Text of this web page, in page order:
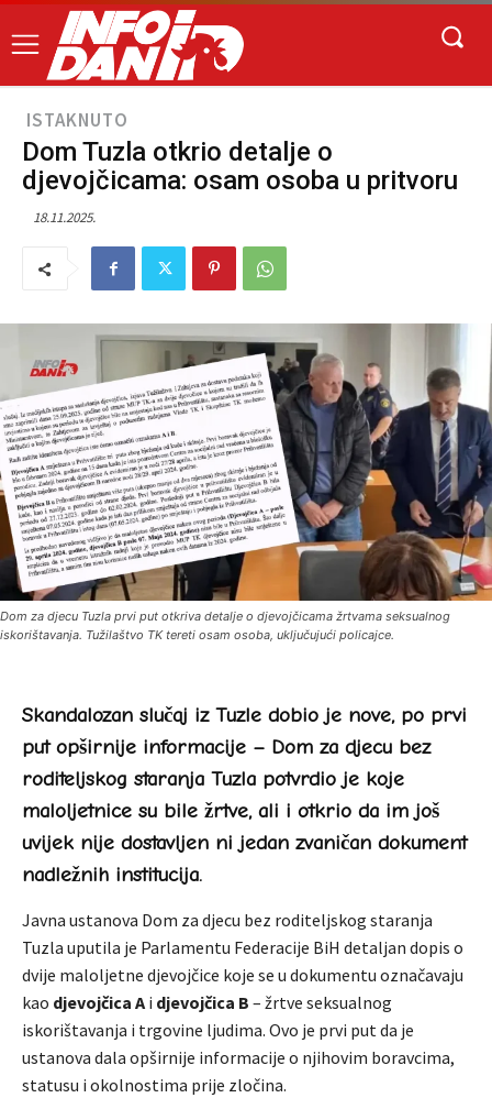
ISTAKNUTO
Dom Tuzla otkrio detalje o
djevojčicama: osam osoba u pritvoru
18.11.2025.
Dom za djecu Tuzla prvi put otkriva detalje o djevojčicama žrtvama seksualnog
iskorištavanja. Tužilaštvo TK tereti osam osoba, uključujući policajce.
Skandalozan slučaj iz Tuzle dobio je nove, po prvi
put opširnije informacije – Dom za djecu bez
roditeljskog staranja Tuzla potvrdio je koje
maloljetnice su bile žrtve, ali i otkrio da im još
uvijek nije dostavljen ni jedan zvaničan dokument
nadležnih institucija.
Javna ustanova Dom za djecu bez roditeljskog staranja
Tuzla uputila je Parlamentu Federacije BiH detaljan dopis o
dvije maloljetne djevojčice koje se u dokumentu označavaju
kao djevojčica Ai djevojčica B – žrtve seksualnog
iskorištavanja i trgovine ljudima. Ovo je prvi put da je
ustanova dala opširnije informacije o njihovim boravcima,
statusu i okolnostima prije zločina.